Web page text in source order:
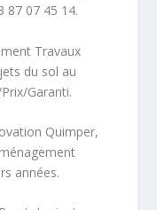
87 07 45 14.
Travaux
du sol au
Garanti.
Quimper,
années.